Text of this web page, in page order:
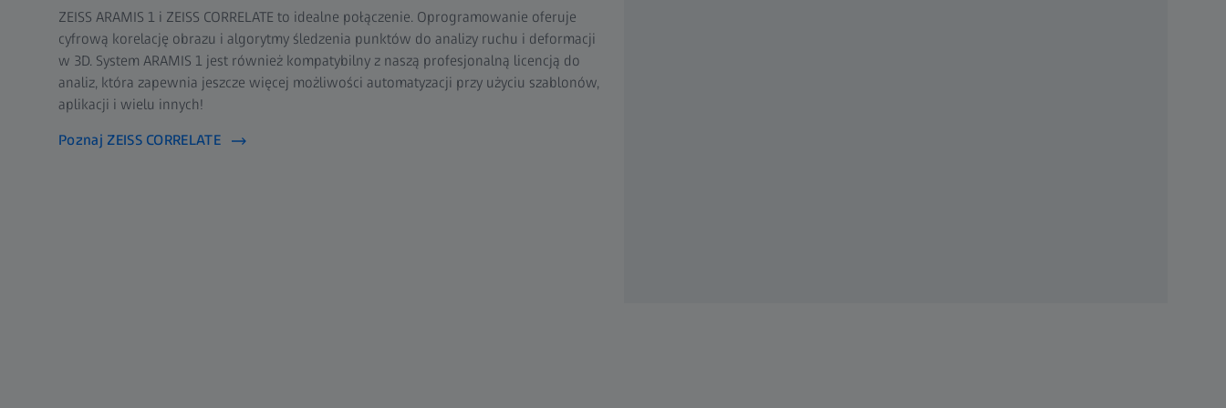
ZEISS ARAMIS 1 i ZEISS CORRELATE to idealne połączenie. Oprogramowanie oferuje
cyfrową korelację obrazu i algorytmy śledzenia punktów do analizy ruchu i deformacji
w 3D. System ARAMIS 1 jest również kompatybilny z naszą profesjonalną licencją do
analiz, która zapewnia jeszcze więcej możliwości automatyzacji przy użyciu szablonów,
aplikacji i wielu innych!
Poznaj ZEISS CORRELATE